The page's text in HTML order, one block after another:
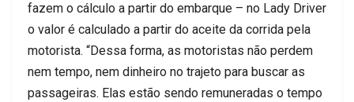
fazem o cálculo a partir do embarque – no Lady Driver
o valor é calculado a partir do aceite da corrida pela
motorista. “Dessa forma, as motoristas não perdem
nem tempo, nem dinheiro no trajeto para buscar as
passageiras. Elas estão sendo remuneradas o tempo